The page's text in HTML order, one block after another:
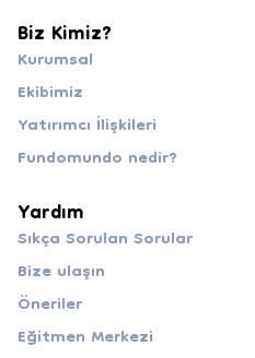
Biz Kimiz?
Kurumsal
Ekibimiz
Yatırımcı İlişkileri
Fundomundo nedir?
Yardım
Sıkça Sorulan Sorular
Bize ulaşın
Öneriler
Eğitmen Merkezi